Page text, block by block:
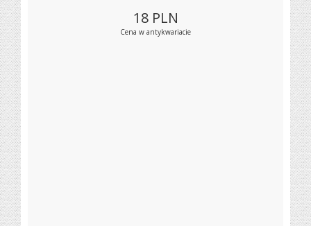
18 PLN
Cena w antykwariacie